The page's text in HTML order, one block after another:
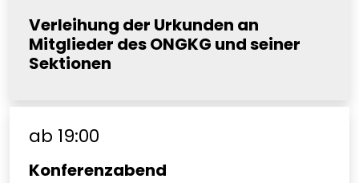
Verleihung der Urkunden an
Mitglieder des ONGKG und seiner
Sektionen
ab 19:00
Konferenzabend